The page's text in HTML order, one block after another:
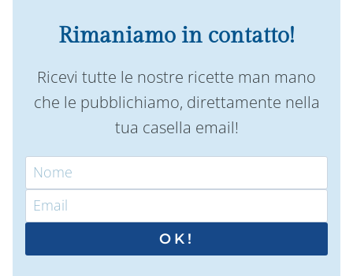
Rimaniamo in contatto!
Ricevi tutte le nostre ricette man mano
che le pubblichiamo, direttamente nella
tua casella email!
OK!